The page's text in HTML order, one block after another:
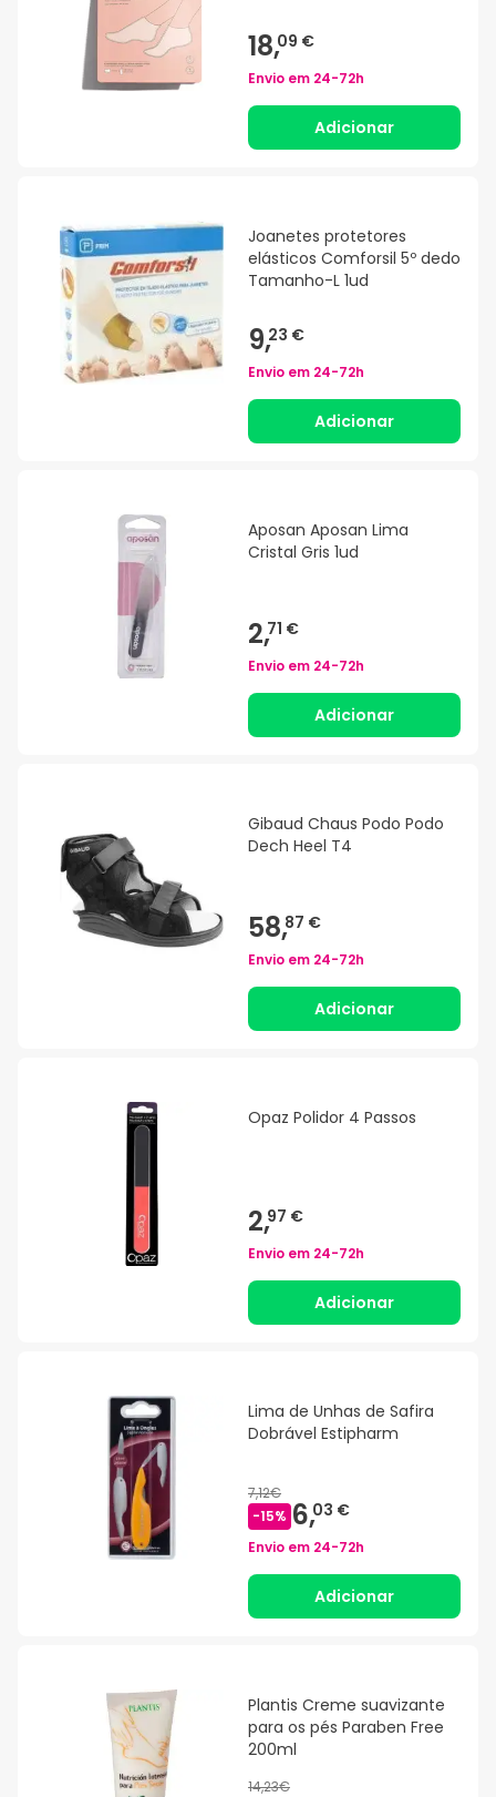
18,09 €
Envio em 24-72h
Adicionar
Joanetes protetores
elásticos Comforsil 5º dedo
Tamanho-L 1ud
9,23 €
Envio em 24-72h
Adicionar
Aposan Aposan Lima
Cristal Gris 1ud
2,71 €
Envio em 24-72h
Adicionar
Gibaud Chaus Podo Podo
Dech Heel T4
58,87 €
Envio em 24-72h
Adicionar
Opaz Polidor 4 Passos
2,97 €
Envio em 24-72h
Adicionar
Lima de Unhas de Safira
Dobrável Estipharm
7,12€
-15% 6,03 €
Envio em 24-72h
Adicionar
Plantis Creme suavizante
para os pés Paraben Free
200ml
14,23€